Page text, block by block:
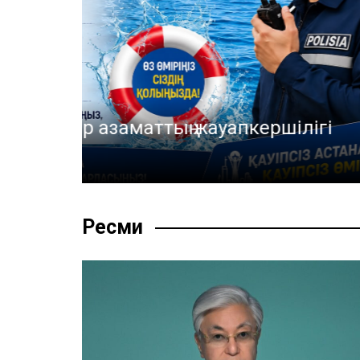
Ұлытау облысында Ұлттық
қалашық салынып жатыр
06.08.2026
Ресми